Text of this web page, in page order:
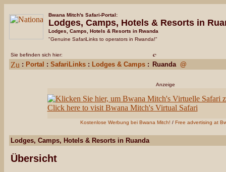
Bwana Mitch's Safari-Portal:
Lodges, Camps, Hotels & Resorts in
Lodges, Camps, Hotels & Resorts in Rwanda
"Genuine SafariLinks to operators in Rwanda!"
Sie befinden sich hier:
: Portal : SafariLinks : Lodges & Camps : Ruanda @
Anzeige
Kostenlose Werbung bei Bwana Mitch! / Free advertising at
Lodges, Camps, Hotels & Resorts in Ruanda
Übersicht